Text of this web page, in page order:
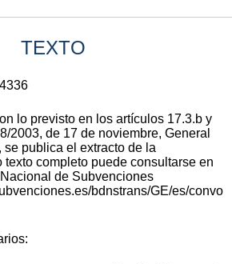
TEXTO
lo previsto en los artículos 17.3.b y
2003, de 17 de noviembre, General
publica el extracto de la
texto completo puede consultarse en
de Subvenciones
bdnstrans/GE/es/convo